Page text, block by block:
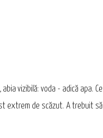
vizibilă: voda - adică apa. Ce
extrem de scăzut. A trebuit să